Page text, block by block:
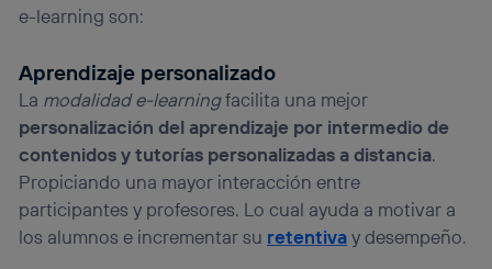
e-learning son:
Aprendizaje personalizado
La modalidad e-learningfacilita una mejor
personalización del aprendizaje por intermedio de
contenidos y tutorías personalizadas a distancia.
Propiciando una mayor interacción entre
participantes y profesores. Lo cual ayuda a motivar a
los alumnos e incrementar su retentivay desempeño.